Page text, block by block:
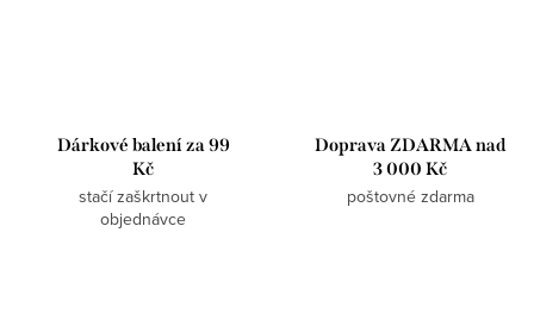
Dárkové balení za 99
Kč
stačí zaškrtnout v
objednávce
Doprava ZDARMA nad
3 000 Kč
poštovné zdarma